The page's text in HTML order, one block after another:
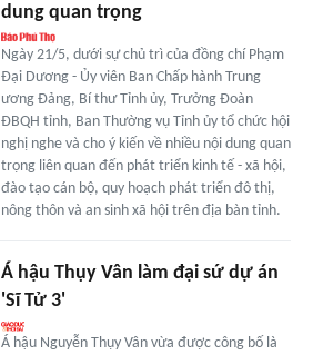
dung quan trọng
Ngày 21/5, dưới sự chủ trì của đồng chí Phạm
Đại Dương - Ủy viên Ban Chấp hành Trung
ương Đảng, Bí thư Tỉnh ủy, Trưởng Đoàn
ĐBQH tỉnh, Ban Thường vụ Tỉnh ủy tổ chức hội
nghị nghe và cho ý kiến về nhiều nội dung quan
trọng liên quan đến phát triển kinh tế - xã hội,
đào tạo cán bộ, quy hoạch phát triển đô thị,
nông thôn và an sinh xã hội trên địa bàn tỉnh.
Á hậu Thụy Vân làm đại sứ dự án
'Sĩ Tử 3'
Á hậu Nguyễn Thụy Vân vừa được công bố là